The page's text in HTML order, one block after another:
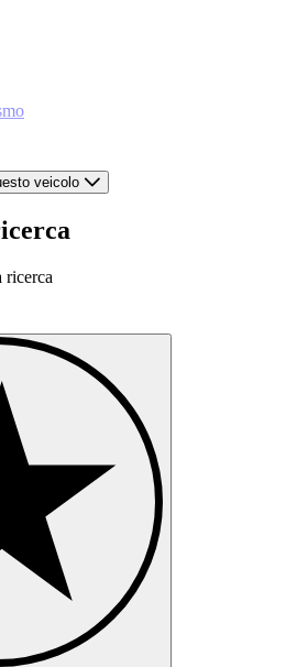
veicolo
ricerca